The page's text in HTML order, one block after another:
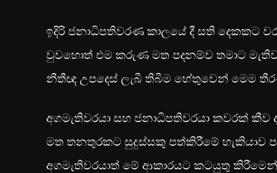
ඉදිරි ජනාධිපතිවරණ කාලයේ දී සති දෙකකට
වුවහොත් එම කරුණ මත පදනම්ව තමාට
නීතීඥ උපදෙස් ලැබී තිබීම හේතුවෙන් මෙම
අගමැතිවරයා සහ ජනාධිපතිවරයා කවරක්
මත තනතුරකට සුදුස්සකු පත්කිරීමේ හැකියාව
අගමැතිවරයාත් මේ ආකාරයට කටයුතු